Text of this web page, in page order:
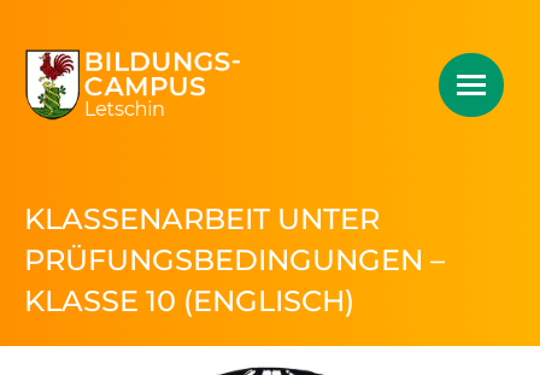
KLASSENARBEIT UNTER
PRÜFUNGSBEDINGUNGEN –
KLASSE 10 (ENGLISCH)